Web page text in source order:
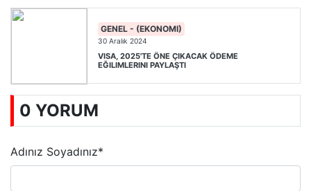
GENEL - (EKONOMI)
30 Aralık 2024
VISA, 2025'TE ÖNE ÇIKACAK ÖDEME
EĞILIMLERINI PAYLAŞTI
0 YORUM
Adınız Soyadınız*